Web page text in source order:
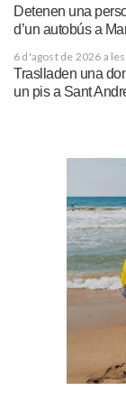
Detenen una
d’un autobús a
6 d'agost de 2026 a
Traslladen una
un pis a Sant